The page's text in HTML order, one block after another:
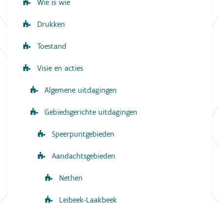
Wie is wie
Drukken
Toestand
Visie en acties
Algemene uitdagingen
Gebiedsgerichte uitdagingen
Speerpuntgebieden
Aandachtsgebieden
Nethen
Leibeek-Laakbeek